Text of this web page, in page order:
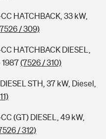
HATCHBACK, 33 kW,
/ 309)
HATCHBACK DIESEL,
(7526 / 310)
STH, 37 kW, Diesel,
(GT) DIESEL, 49 kW,
/ 312)